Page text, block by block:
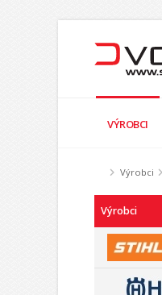
VÝROBCI
Výrobci
Výrobci